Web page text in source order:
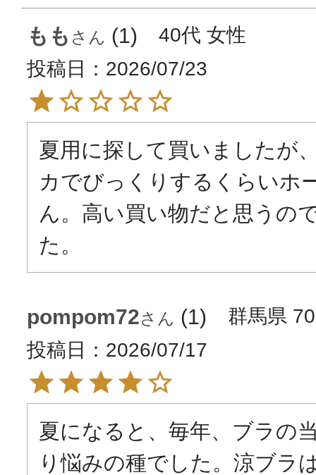
もも 1 40代 女性
投稿日
2026/07/23
夏用に探して買いましたが
カでびっくりするくらいホ
ん。高い買い物だと思うの
た。
pompom72 1 群馬県
投稿日
2026/07/17
夏になると、毎年、ブラの
り悩みの種でした。涼ブラ